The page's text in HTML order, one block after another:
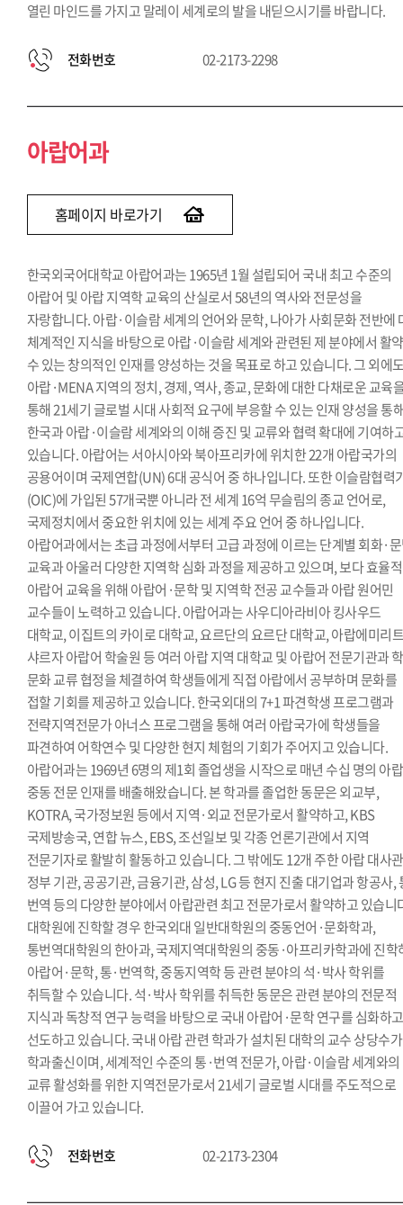
열린 마인드를 가지고 말레이 세계로의 발을 내딛으시기를 바랍니다.
전화번호 02-2173-2298
아랍어과
홈페이지 바로가기
한국외국어대학교 아랍어과는 1965년 1월 설립되어 국내 최고 수준의
아랍어 및 아랍 지역학 교육의 산실로서 58년의 역사와 전문성을
자랑합니다. 아랍·이슬람 세계의 언어와 문학, 나아가 사회문화 전반에
체계적인 지식을 바탕으로 아랍·이슬람 세계와 관련된 제 분야에서 활
수 있는 창의적인 인재를 양성하는 것을 목표로 하고 있습니다. 그 외에
아랍·MENA 지역의 정치, 경제, 역사, 종교, 문화에 대한 다채로운 교육
통해 21세기 글로벌 시대 사회적 요구에 부응할 수 있는 인재 양성을 통
한국과 아랍·이슬람 세계와의 이해 증진 및 교류와 협력 확대에 기여하
있습니다. 아랍어는 서아시아와 북아프리카에 위치한 22개 아랍국가의
공용어이며 국제연합(UN) 6대 공식어 중 하나입니다. 또한 이슬람협력
(OIC)에 가입된 57개국뿐 아니라 전 세계 16억 무슬림의 종교 언어로,
국제정치에서 중요한 위치에 있는 세계 주요 언어 중 하나입니다.
아랍어과에서는 초급 과정에서부터 고급 과정에 이르는 단계별 회화·
교육과 아울러 다양한 지역학 심화 과정을 제공하고 있으며, 보다 효율
아랍어 교육을 위해 아랍어·문학 및 지역학 전공 교수들과 아랍 원어민
교수들이 노력하고 있습니다. 아랍어과는 사우디아라비아 킹사우드
대학교, 이집트의 카이로 대학교, 요르단의 요르단 대학교, 아랍에미리
샤르자 아랍어 학술원 등 여러 아랍 지역 대학교 및 아랍어 전문기관과
문화 교류 협정을 체결하여 학생들에게 직접 아랍에서 공부하며 문화를
접할 기회를 제공하고 있습니다. 한국외대의 7+1 파견학생 프로그램과
전략지역전문가 아너스 프로그램을 통해 여러 아랍국가에 학생들을
파견하여 어학연수 및 다양한 현지 체험의 기회가 주어지고 있습니다.
아랍어과는 1969년 6명의 제1회 졸업생을 시작으로 매년 수십 명의 아
중동 전문 인재를 배출해왔습니다. 본 학과를 졸업한 동문은 외교부,
KOTRA, 국가정보원 등에서 지역·외교 전문가로서 활약하고, KBS
국제방송국, 연합 뉴스, EBS, 조선일보 및 각종 언론기관에서 지역
전문기자로 활발히 활동하고 있습니다. 그 밖에도 12개 주한 아랍 대사
정부 기관, 공공기관, 금융기관, 삼성, LG 등 현지 진출 대기업과 항공사,
번역 등의 다양한 분야에서 아랍관련 최고 전문가로서 활약하고 있습니
대학원에 진학할 경우 한국외대 일반대학원의 중동언어·문화학과,
통번역대학원의 한아과, 국제지역대학원의 중동·아프리카학과에 진학
아랍어·문학, 통·번역학, 중동지역학 등 관련 분야의 석·박사 학위를
취득할 수 있습니다. 석·박사 학위를 취득한 동문은 관련 분야의 전문적
지식과 독창적 연구 능력을 바탕으로 국내 아랍어·문학 연구를 심화하고
선도하고 있습니다. 국내 아랍 관련 학과가 설치된 대학의 교수 상당수
학과출신이며, 세계적인 수준의 통·번역 전문가, 아랍·이슬람 세계와의
교류 활성화를 위한 지역전문가로서 21세기 글로벌 시대를 주도적으로
이끌어 가고 있습니다.
전화번호 02-2173-2304